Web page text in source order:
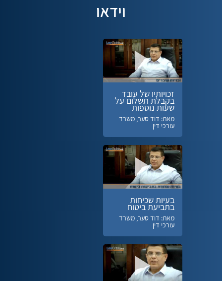
וידאו
זכויותיו של עובד
בקבלת תשלום על
שעות נוספות
מאת: דוד סער, משרד
עורכי דין
בעיות שכיחות
בתביעת ביטוח
מאת: דוד סער, משרד
עורכי דין